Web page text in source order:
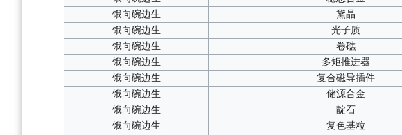
饿向碗边生
黛晶
饿向碗边生
光子质
饿向碗边生
卷礁
饿向碗边生
多矩推进器
饿向碗边生
复合磁导插件
饿向碗边生
储源合金
饿向碗边生
靛石
饿向碗边生
复色基粒